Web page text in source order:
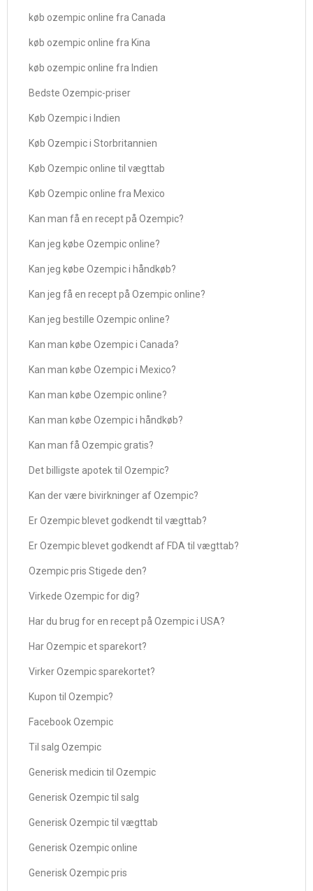
køb ozempic online fra Canada
køb ozempic online fra Kina
køb ozempic online fra Indien
Bedste Ozempic-priser
Køb Ozempic i Indien
Køb Ozempic i Storbritannien
Køb Ozempic online til vægttab
Køb Ozempic online fra Mexico
Kan man få en recept på Ozempic?
Kan jeg købe Ozempic online?
Kan jeg købe Ozempic i håndkøb?
Kan jeg få en recept på Ozempic online?
Kan jeg bestille Ozempic online?
Kan man købe Ozempic i Canada?
Kan man købe Ozempic i Mexico?
Kan man købe Ozempic online?
Kan man købe Ozempic i håndkøb?
Kan man få Ozempic gratis?
Det billigste apotek til Ozempic?
Kan der være bivirkninger af Ozempic?
Er Ozempic blevet godkendt til vægttab?
Er Ozempic blevet godkendt af FDA til vægttab?
Ozempic pris Stigede den?
Virkede Ozempic for dig?
Har du brug for en recept på Ozempic i USA?
Har Ozempic et sparekort?
Virker Ozempic sparekortet?
Kupon til Ozempic?
Facebook Ozempic
Til salg Ozempic
Generisk medicin til Ozempic
Generisk Ozempic til salg
Generisk Ozempic til vægttab
Generisk Ozempic online
Generisk Ozempic pris